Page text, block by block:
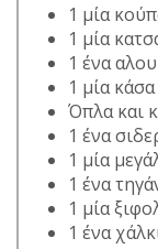
1 μία
1 μία
1 ένα
1 μία κάσα
Όπλα και
1 ένα
1 μία
1 ένα
1 μία
1 ένα